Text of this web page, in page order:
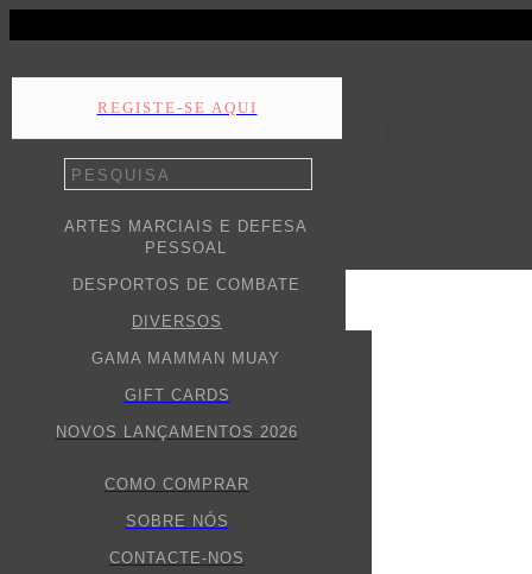
REGISTE-SE AQUI
ARTES MARCIAIS E DEFESA
PESSOAL
DESPORTOS DE COMBATE
DIVERSOS
GAMA MAMMAN MUAY
GIFT CARDS
NOVOS LANÇAMENTOS 2026
COMO COMPRAR
SOBRE NÓS
CONTACTE-NOS